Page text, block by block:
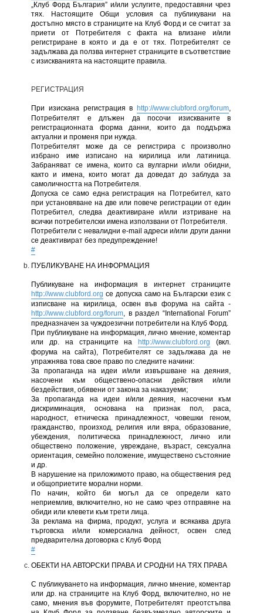
„Клуб Форд България” и/или услугите, предоставяни чрез
тях. Настоящите Общи условия са публикувани на
достъпно място в страниците на Клуб Форд и се считат за
приети от Потребителя с факта на влизане и/или
регистриране в която и да е от тях. Потребителят се
задължава да ползва интернет страниците в съответствие
с изискванията на настоящите правила.
РЕГИСТРАЦИЯ
При изискана регистрация в http://www.clubford.org/forum,
Потребителят е длъжен да посочи изискваните в
регистрационната форма данни, които да поддържа
актуални и променя при нужда.
Потребителят може да се регистрира с произволно
избрано име изписано на кирилица или латиница.
Забраняват се имена, които са вулгарни и/или обидни,
както и имена, които могат да доведат до заблуда за
самоличността на Потребителя.
Допуска се само една регистрация на Потребител, като
при установяване на две или повече регистрации от един
Потребител, следва деактивиране и/или изтриване на
всички потребителски имена използвани от Потребителя.
Потребители с невалидни e-mail адреси и/или други данни
се деактивират без предупреждение!
#
ПУБЛИКУВАНЕ НА ИНФОРМАЦИЯ
Публикуване на информация в интернет страниците
http://www.clubford.org се допуска само на Български език с
изписване на кирилица, освен във форума на сайта -
http://www.clubford.org/forum, в раздел “International Forum”
предназначен за чуждоезични потребители на Клуб Форд.
При публикуване на информация, лично мнение, коментар
или др. на страниците на
http://www.clubford.org (вкл.
форума на сайта), Потребителят се задължава да не
упражнява това свое право по следните начини:
За пропаганда на идеи и/или извършване на деяния,
насочени към обществено-опасни действия и/или
бездействия, обявени от закона за наказуеми;
За пропаганда на идеи и/или деяния, насочени към
дискриминация, основана на признак пол, раса,
народност, етническа принадлежност, човешки геном,
гражданство, произход, религия или вяра, образование,
убеждения, политическа принадлежност, лично или
обществено положение, увреждане, възраст, сексуална
ориентация, семейно положение, имуществено състояние
и др.
В нарушение на приложимото право, на обществения ред
и общоприетите морални норми.
По начин, който би могъл да се определи като
неприемлив, включително, но не само чрез отправяне на
обиди или клевети към трети лица.
За реклама на фирма, продукт, услуга и всякаква друга
търговска и/или комерсиална дейност, освен след
предварителна договорка с Клуб Форд
#
ОБЕКТИ НА АВТОРСКИ ПРАВА И СРОДНИ НА ТЯХ ПРАВА
С публикуването на информация, лично мнение, коментар
или др. на страниците на Клуб Форд, включително, но не
само, мнения във форумите, Потребителят преотстъпва